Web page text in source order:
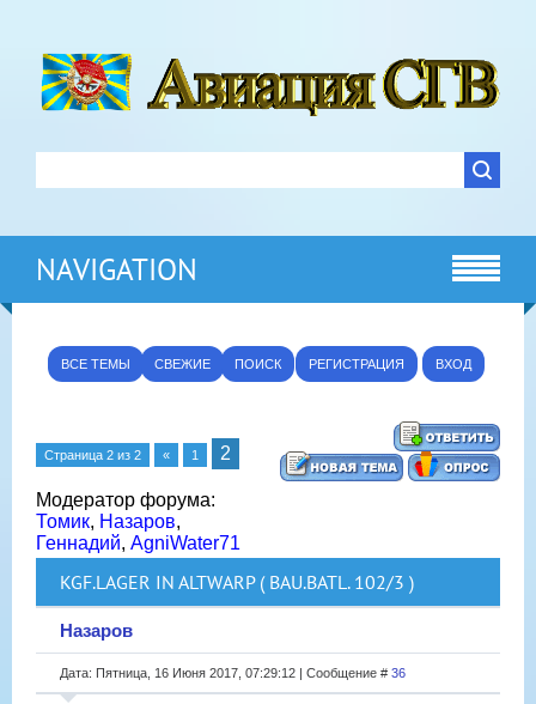
NAVIGATION
ВСЕ ТЕМЫ СВЕЖИЕ ПОИСК РЕГИСТРАЦИЯ ВХОД
Страница 2 из 2 « 1 2
Модератор форума:
Томик, Назаров,
Геннадий, AgniWater71
KGF.LAGER IN ALTWARP ( BAU.BATL. 102/3 )
Назаров
Дата: Пятница, 16 Июня 2017, 07:29:12 | Сообщение # 36